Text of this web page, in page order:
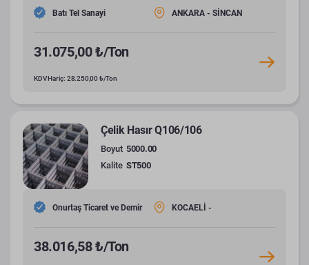
Batı Tel Sanayi ANKARA - SİNCAN
31.075,00 ₺/Ton
KDV Hariç: 28.250,00 ₺/Ton
Çelik Hasır Q106/106
Boyut 5000.00
Kalite ST500
Onurtaş Ticaret ve Demir KOCAELİ -
38.016,58 ₺/Ton